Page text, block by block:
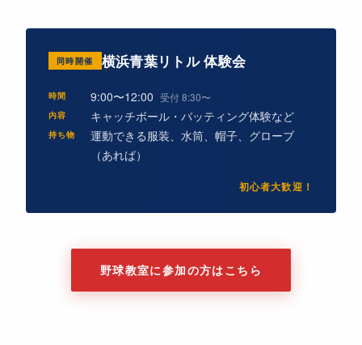
同時開催 横浜青葉リトル 体験会
時間 9:00〜12:00 受付 8:30〜
内容 キャッチボール・バッティング体験など
持ち物
運動できる服装、水筒、帽子、グローブ
（あれば）
初心者大歓迎！
野球教室に参加の方はこちら